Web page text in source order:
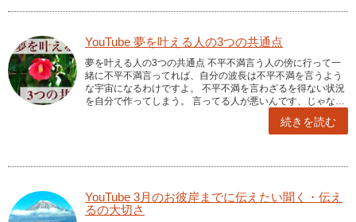
YouTube 夢を叶える人の3つの共通点
夢を叶える人の3つの共通点 不平不満言う人の傍に行って一
緒に不平不満言ってれば、自分の波長は不平不満を言うよう
な宇宙になるわけですよ。 不平不満を言わざるを得ない状況
を自分で作ってしまう。 言ってる人が悪いんです、じゃな…
続きを読む
YouTube 3月のお彼岸までに伝えたい聞く・伝え
るの大切さ